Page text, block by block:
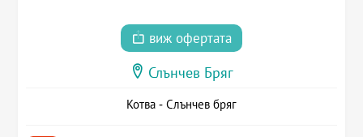
виж офертата
Слънчев Бряг
Котва - Слънчев бряг